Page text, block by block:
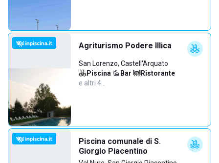
Agriturismo Podere Illica
San Lorenzo, Castell'Arquato
Piscina· Bar· Ristorante·
e altri 4…
Piscina comunale di S.
Giorgio Piacentino